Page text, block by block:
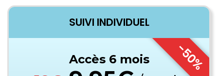
SUIVI INDIVIDUEL
-50%
Accès 6 mois